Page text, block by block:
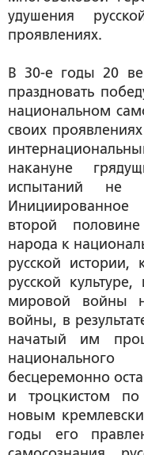
удушения
проявлениях.
В 30-е годы 20
праздновать
национальном
своих
накануне
испытаний не
второй
народа к
русской
русской
мировой войны
войны, в
начатый им
бесцеремонно
и троцкистом
новым
годы его